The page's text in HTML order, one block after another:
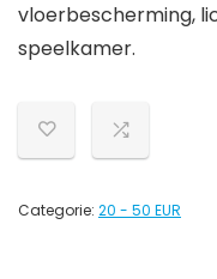
vloerbescherming,
speelkamer.
Categorie: 20 - 50 EUR